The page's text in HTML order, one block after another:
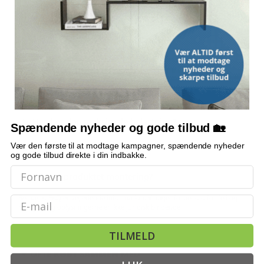
Kan stolen justeres i højden?
Hvad er den maksimale belastning?
Hvilke materialer er brugt?
Kræver produktet montering?
Bemærk: FAQ er vejledende information. Vi tager forbehold for fejl og
mangler, og oplysningerne er ikke juridisk bindende.
OFTE KØBT SAMMEN MED
Spændende nyheder og gode tilbud 🏡
Vær den første til at modtage kampagner, spændende nyheder
og gode tilbud direkte i din indbakke.
Email
TILMELD